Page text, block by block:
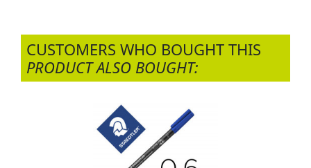
CUSTOMERS WHO BOUGHT THIS
PRODUCT ALSO BOUGHT: